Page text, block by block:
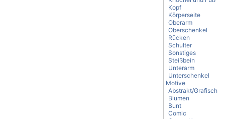
Kopf
Körperseite
Oberarm
Oberschenkel
Rücken
Schulter
Sonstiges
Steißbein
Unterarm
Unterschenkel
Motive
Abstrakt/Grafisch
Blumen
Bunt
Comic